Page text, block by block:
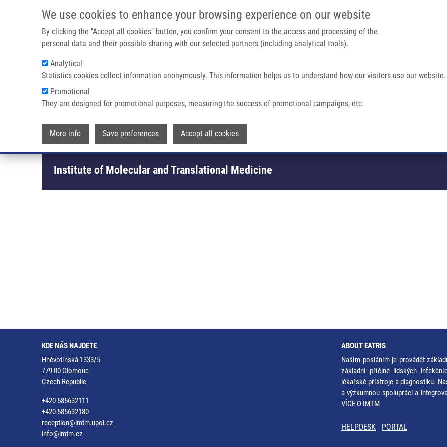
We use cookies to enhance your browsing experience on our website
By clicking the "Accept all cookies" button, you confirm your consent to the access and processing of the
personal data and their possible sharing with our selected partners (including analytical tools).
Analytical
Statistics cookies collect information anonymously. This information helps us to understand how our visitors use our website.
Promotional
They are designed for promotional purposes, measuring the success of promotional campaigns, etc.
More info Save preferences Accept all cookies
IMTM PORTÁL
Main navigation
Drobečková navigace
Domů Certifikáty
Certifikáty
Institute of Molecular and Translational Medicine
KDE NÁS NAJDETE
Hněvotínská 1333/5
779 00 Olomouc
Czech Republic
+420 585632111
+420 585632180
reception@imtm.upol.cz
info@imtm.cz
ABOUT EATRIS
Naším posláním je provádět
základní příčině lidských
lékařské přístroje a diagnostiku.
a výzkumnou spolupráci a
VÍCE O IMTM
HELPDESK PORTAL